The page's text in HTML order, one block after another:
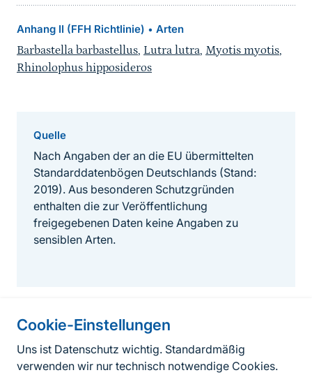
Cookie-Einstellungen
Uns ist Datenschutz wichtig. Standardmäßig
verwenden wir nur technisch notwendige Cookies.
Anhang II (FFH Richtlinie) • Arten
Barbastella barbastellus, Lutra lutra, Myotis myotis,
Rhinolophus hipposideros
Quelle
Nach Angaben der an die EU übermittelten
Standarddatenbögen Deutschlands (Stand:
2019). Aus besonderen Schutzgründen
enthalten die zur Veröffentlichung
freigegebenen Daten keine Angaben zu
sensiblen Arten.
Informationen zur Seite
FußzeileKontakt zum BfN